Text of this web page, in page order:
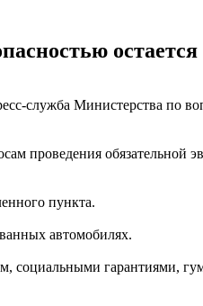
служба Министерства по
проведения обязательной
пункта.
автомобилях.
социальными гарантиями,